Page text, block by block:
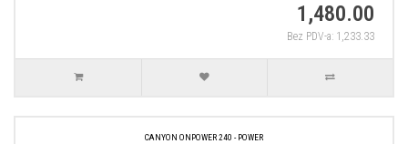
1,480.00
Bez PDV-a: 1,233.33
CANYON ONPOWER 240 - POWER